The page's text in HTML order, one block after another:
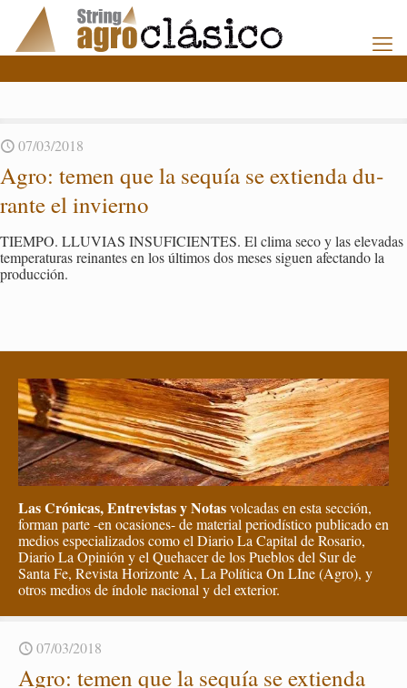
07/03/2018
Agro: temen que la se­quía se ex­tien­da du­
ran­te el in­vierno
TIEM­PO. LLU­VIAS IN­SU­FI­CIEN­TES. El clima seco y las ele­va­das
tem­pe­ra­tu­ras reinan­tes en los úl­ti­mos dos meses si­guen afec­tan­do la
pro­duc­ción.
Las Crónicas, Entrevistas y Notasvolcadas en esta sección,
forman parte -en ocasiones- de material periodístico publicado en
medios especializados como el Diario La Capital de Rosario,
Diario La Opinión y el Quehacer de los Pueblos del Sur de
Santa Fe, Revista Horizonte A, La Política On LIne (Agro), y
otros medios de índole nacional y del exterior.
07/03/2018
Agro: temen que la se­quía se ex­tien­da